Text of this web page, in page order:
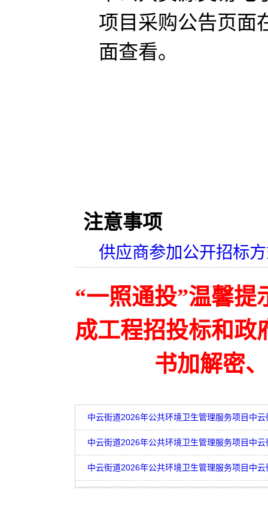
项目采购公告页面
面查看。
注意事项
供应商参加公开招标
“一照通投”温馨提
成工程招投标和政
书加解密